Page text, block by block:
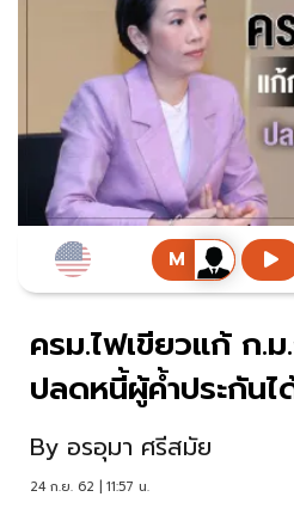
ครม.ไฟเขียวแก้ ก.
ปลดหนี้ผู้ค้ำประกันไ
By อรอุมา ศรีสมัย
24 ก.ย. 62 | 11:57 น.